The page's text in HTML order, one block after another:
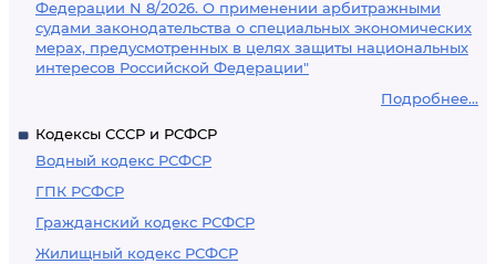
Федерации N 8/2026. О применении арбитражными
судами законодательства о специальных экономических
мерах, предусмотренных в целях защиты национальных
интересов Российской Федерации"
Подробнее...
Кодексы СССР и РСФСР
Водный кодекс РСФСР
ГПК РСФСР
Гражданский кодекс РСФСР
Жилищный кодекс РСФСР